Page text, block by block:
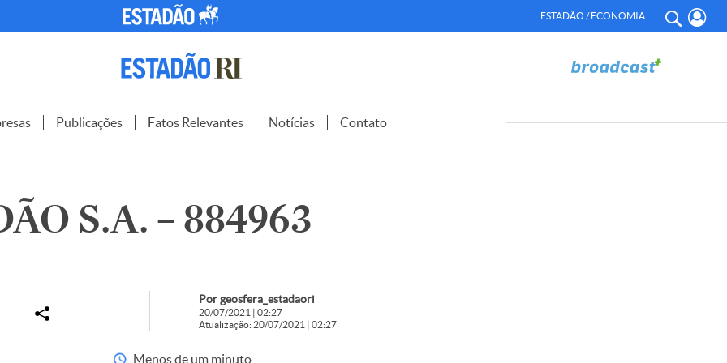
ESTADÃO / ECONOMIA
Publicações Fatos Relevantes Notícias Contato
S.A. – 884963
Por geosfera_estadaori
20/07/2021 | 02:27
Atualização: 20/07/2021 | 02:27
Menos de um minuto